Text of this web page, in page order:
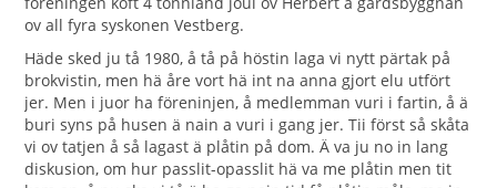
ov all fyra syskonen Vestberg.
Häde sked ju tå 1980, å tå på höstin laga vi nytt pärtak på
brokvistin, men hä åre vort hä int na anna gjort elu utfört
jer. Men i juor ha föreninjen, å medlemman vuri i fartin, å ä
buri syns på husen ä nain a vuri i gang jer. Tii först så skåta
vi ov tatjen å så lagast ä plåtin på dom. Ä va ju no in lang
diskusion, om hur passlit-opasslit hä va me plåtin men tit